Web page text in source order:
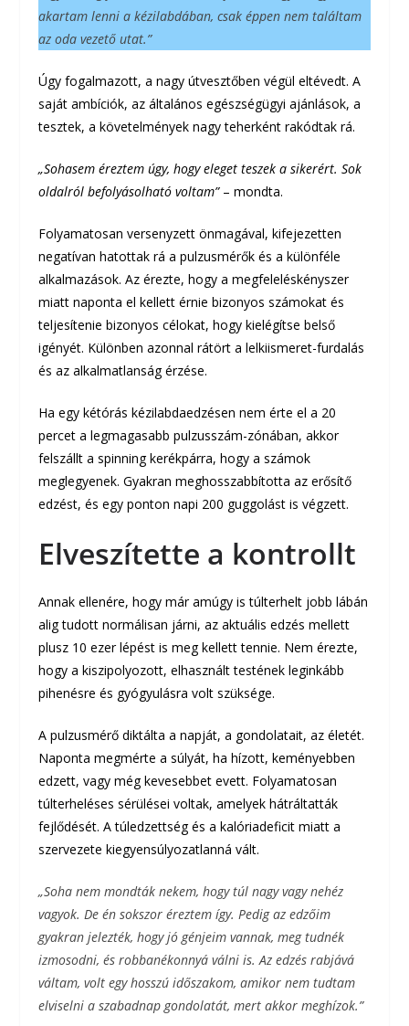
akartam lenni a kézilabdában, csak éppen nem találtam
az oda vezető utat.”
Úgy fogalmazott, a nagy útvesztőben végül eltévedt. A
saját ambíciók, az általános egészségügyi ajánlások, a
tesztek, a követelmények nagy teherként rakódtak rá.
„Sohasem éreztem úgy, hogy eleget teszek a sikerért. Sok
oldalról befolyásolható voltam”– mondta.
Folyamatosan versenyzett önmagával, kifejezetten
negatívan hatottak rá a pulzusmérők és a különféle
alkalmazások. Az érezte, hogy a megfeleléskényszer
miatt naponta el kellett érnie bizonyos számokat és
teljesítenie bizonyos célokat, hogy kielégítse belső
igényét. Különben azonnal rátört a lelkiismeret-furdalás
és az alkalmatlanság érzése.
Ha egy kétórás kézilabdaedzésen nem érte el a 20
percet a legmagasabb pulzusszám-zónában, akkor
felszállt a spinning kerékpárra, hogy a számok
meglegyenek. Gyakran meghosszabbította az erősítő
edzést, és egy ponton napi 200 guggolást is végzett.
Elveszítette a kontrollt
Annak ellenére, hogy már amúgy is túlterhelt jobb lábán
alig tudott normálisan járni, az aktuális edzés mellett
plusz 10 ezer lépést is meg kellett tennie. Nem érezte,
hogy a kiszipolyozott, elhasznált testének leginkább
pihenésre és gyógyulásra volt szüksége.
A pulzusmérő diktálta a napját, a gondolatait, az életét.
Naponta megmérte a súlyát, ha hízott, keményebben
edzett, vagy még kevesebbet evett. Folyamatosan
túlterheléses sérülései voltak, amelyek hátráltatták
fejlődését. A túledzettség és a kalóriadeficit miatt a
szervezete kiegyensúlyozatlanná vált.
„Soha nem mondták nekem, hogy túl nagy vagy nehéz
vagyok. De én sokszor éreztem így. Pedig az edzőim
gyakran jelezték, hogy jó génjeim vannak, meg tudnék
izmosodni, és robbanékonnyá válni is. Az edzés rabjává
váltam, volt egy hosszú időszakom, amikor nem tudtam
elviselni a szabadnap gondolatát, mert akkor meghízok.”